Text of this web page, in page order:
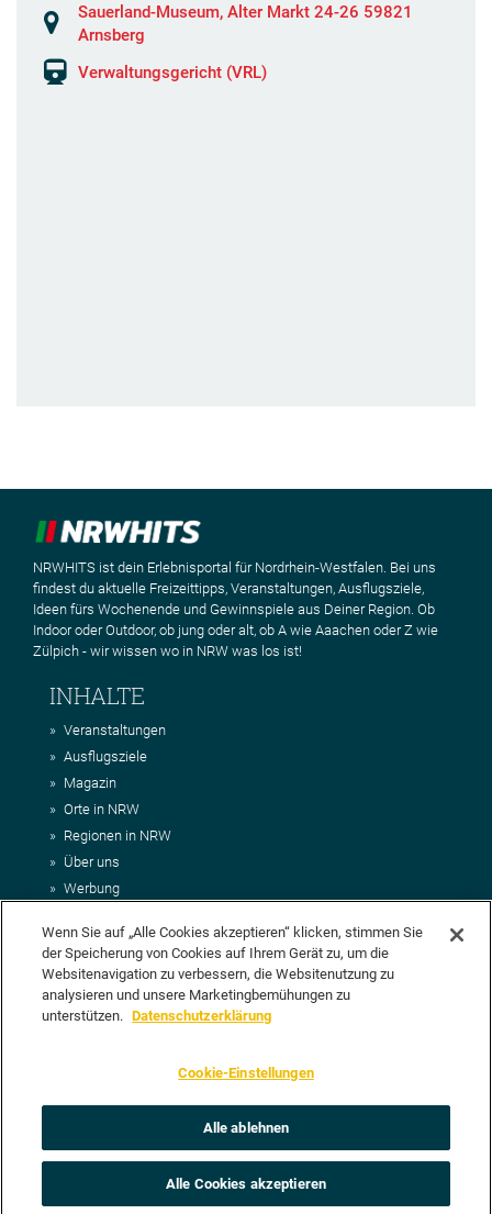
Sauerland-Museum, Alter Markt 24-26 59821
Arnsberg
Verwaltungsgericht (VRL)
NRWHITS ist dein Erlebnisportal für Nordrhein-Westfalen. Bei uns
findest du aktuelle Freizeittipps, Veranstaltungen, Ausflugsziele,
Ideen fürs Wochenende und Gewinnspiele aus Deiner Region. Ob
Indoor oder Outdoor, ob jung oder alt, ob A wie Aaachen oder Z wie
Zülpich - wir wissen wo in NRW was los ist!
INHALTE
Veranstaltungen
Ausflugsziele
Magazin
Orte in NRW
Regionen in NRW
Über uns
Werbung
Impressum
AGB
Datenschutz
DEIN VORSCHLAG FÜR NRWHITS
vorschlagen? Klasse, dann nutze doch einfach
Unsere Redaktion wird Deinen Vorschlag dann so schnell wie
Wenn Sie auf „Alle Cookies akzeptieren“ klicken, stimmen Sie
der Speicherung von Cookies auf Ihrem Gerät zu, um die
Websitenavigation zu verbessern, die Websitenutzung zu
analysieren und unsere Marketingbemühungen zu
unterstützen. Datenschutzerklärung
Cookie-Einstellungen
Alle ablehnen
Alle Cookies akzeptieren